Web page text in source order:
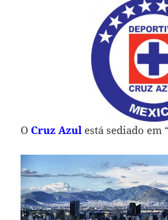
O Cruz Azul está sediado em